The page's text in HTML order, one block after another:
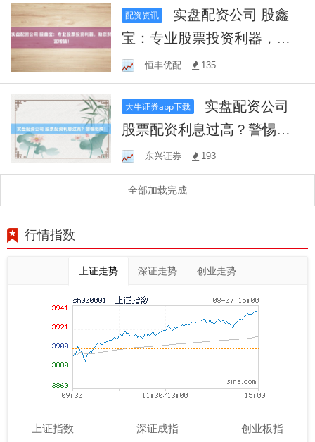
配资资讯
宝：专业股票投资利器，助
您财富增值！
恒丰优配 135
大牛证券app下载
股票配资利息过高？警惕陷
阱！东兴证券 193
全部加载完成
行情指数
上证走势 深证走势 创业走势
上证指数 深证成指 创业板指